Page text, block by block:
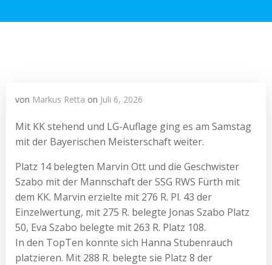
von Markus Retta on Juli 6, 2026
Mit KK stehend und LG-Auflage ging es am Samstag
mit der Bayerischen Meisterschaft weiter.
Platz 14 belegten Marvin Ott und die Geschwister
Szabo mit der Mannschaft der SSG RWS Fürth mit
dem KK. Marvin erzielte mit 276 R. Pl. 43 der
Einzelwertung, mit 275 R. belegte Jonas Szabo Platz
50, Eva Szabo belegte mit 263 R. Platz 108.
In den TopTen konnte sich Hanna Stubenrauch
platzieren. Mit 288 R. belegte sie Platz 8 der